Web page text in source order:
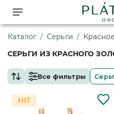
Каталог / Серьги /
СЕРЬГИ ИЗ КРАСНОГО
Все фильтры